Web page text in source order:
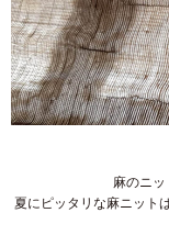
麻のニッ
夏にピッタリな麻ニット